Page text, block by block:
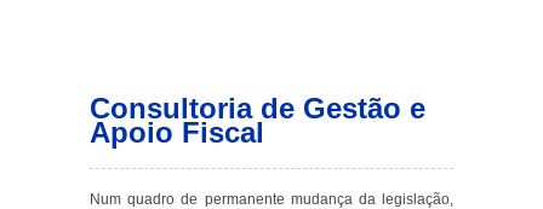
Consultoria de Gestão e
Apoio Fiscal
Num quadro de permanente mudança da legislação,